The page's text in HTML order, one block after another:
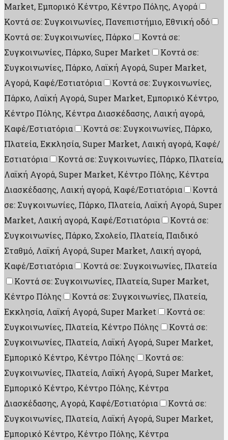
Market, Εμπορικό Κέντρο, Κέντρο Πόλης, Aγορά
Κοντά σε: Συγκοινωνίες, Πανεπιστήμιο, Εθνική οδό
Κοντά σε: Συγκοινωνίες, Πάρκο
Κοντά σε:
Συγκοινωνίες, Πάρκο, Super Market
Κοντά σε:
Συγκοινωνίες, Πάρκο, Λαϊκή Αγορά, Super Market,
Aγορά, Καφέ/Εστιατόρια
Κοντά σε: Συγκοινωνίες,
Πάρκο, Λαϊκή Αγορά, Super Market, Εμπορικό Κέντρο,
Κέντρο Πόλης, Κέντρα Διασκέδασης, Λαική αγορά,
Καφέ/Εστιατόρια
Κοντά σε: Συγκοινωνίες, Πάρκο,
Πλατεία, Εκκλησία, Super Market, Λαική αγορά, Καφέ/
Εστιατόρια
Κοντά σε: Συγκοινωνίες, Πάρκο, Πλατεία,
Λαϊκή Αγορά, Super Market, Κέντρο Πόλης, Κέντρα
Διασκέδασης, Λαική αγορά, Καφέ/Εστιατόρια
Κοντά
σε: Συγκοινωνίες, Πάρκο, Πλατεία, Λαϊκή Αγορά, Super
Market, Λαική αγορά, Καφέ/Εστιατόρια
Κοντά σε:
Συγκοινωνίες, Πάρκο, Σχολείο, Πλατεία, Παιδικό
Σταθμό, Λαϊκή Αγορά, Super Market, Λαική αγορά,
Καφέ/Εστιατόρια
Κοντά σε: Συγκοινωνίες, Πλατεία
Κοντά σε: Συγκοινωνίες, Πλατεία, Super Market,
Κέντρο Πόλης
Κοντά σε: Συγκοινωνίες, Πλατεία,
Εκκλησία, Λαϊκή Αγορά, Super Market
Κοντά σε:
Συγκοινωνίες, Πλατεία, Κέντρο Πόλης
Κοντά σε:
Συγκοινωνίες, Πλατεία, Λαϊκή Αγορά, Super Market,
Εμπορικό Κέντρο, Κέντρο Πόλης
Κοντά σε:
Συγκοινωνίες, Πλατεία, Λαϊκή Αγορά, Super Market,
Εμπορικό Κέντρο, Κέντρο Πόλης, Κέντρα
Διασκέδασης, Aγορά, Καφέ/Εστιατόρια
Κοντά σε:
Συγκοινωνίες, Πλατεία, Λαϊκή Αγορά, Super Market,
Εμπορικό Κέντρο, Κέντρο Πόλης, Κέντρα